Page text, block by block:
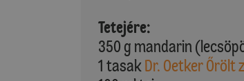
Tetejére:
350 g mandarin
1 tasakDr. Oetker Őrölt